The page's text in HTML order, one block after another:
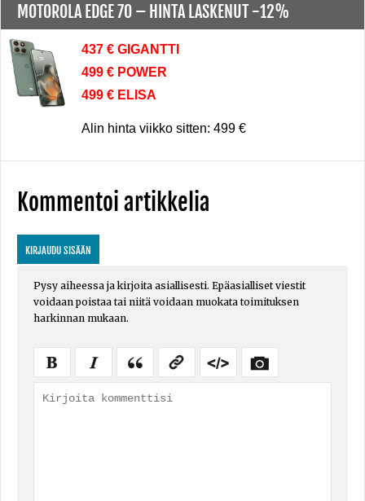
MOTOROLA EDGE 70 – HINTA LASKENUT -12%
437 € GIGANTTI
499 € POWER
499 € ELISA
Alin hinta viikko sitten: 499 €
Kommentoi artikkelia
KIRJAUDU SISÄÄN
Pysy aiheessa ja kirjoita asiallisesti. Epäasialliset viestit
voidaan poistaa tai niitä voidaan muokata toimituksen
harkinnan mukaan.